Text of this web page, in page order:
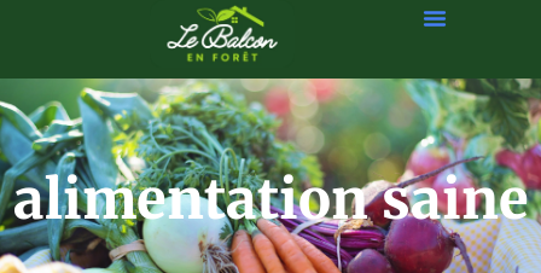
alimentation saine